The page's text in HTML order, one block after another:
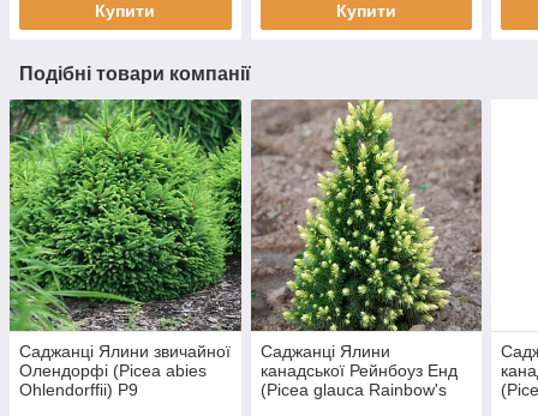
Купити Купити
Подібні товари компанії
Саджанці Ялини звичайної
Олендорфі (Picea abies
Ohlendorffii) Р9
Саджанці Ялини
канадської Рейнбоуз Енд
(Picea glauca Rainbow's